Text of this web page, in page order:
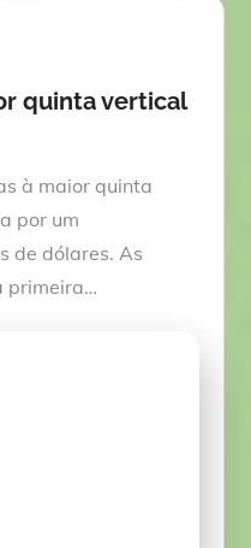
quinta vertical
à maior quinta
por um
de dólares. As
primeira…